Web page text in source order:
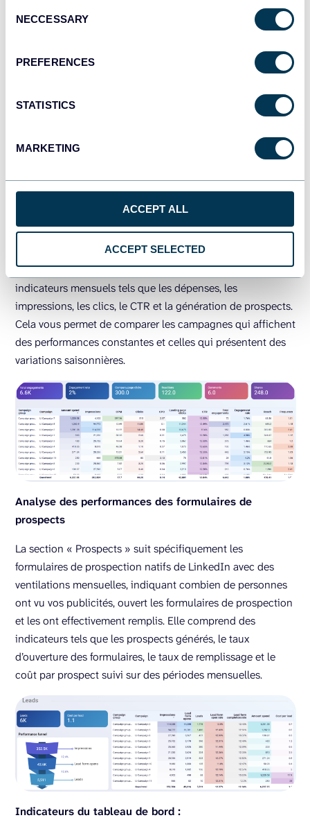
Selection
NECCESSARY
PREFERENCES
STATISTICS
MARKETING
ACCEPT ALL
ACCEPT SELECTED
tendances saisonnières dans le comportement de votre
Comparaison des performances des campagnes
Un tableau détaillé présente les performances par groupe
de campagnes et par campagne individuelle, avec des
indicateurs mensuels tels que les dépenses, les
impressions, les clics, le CTR et la génération de prospects.
Cela vous permet de comparer les campagnes qui affichent
des performances constantes et celles qui présentent des
variations saisonnières.
Analyse des performances des formulaires de
prospects
La section « Prospects » suit spécifiquement les
formulaires de prospection natifs de LinkedIn avec des
ventilations mensuelles, indiquant combien de personnes
ont vu vos publicités, ouvert les formulaires de prospection
et les ont effectivement remplis. Elle comprend des
indicateurs tels que les prospects générés, le taux
d’ouverture des formulaires, le taux de remplissage et le
coût par prospect suivi sur des périodes mensuelles.
Indicateurs du tableau de bord :